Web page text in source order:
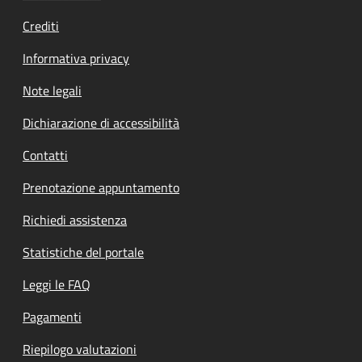
Crediti
Informativa privacy
Note legali
Dichiarazione di accessibilità
Contatti
Prenotazione appuntamento
Richiedi assistenza
Statistiche del portale
Leggi le FAQ
Pagamenti
Riepilogo valutazioni